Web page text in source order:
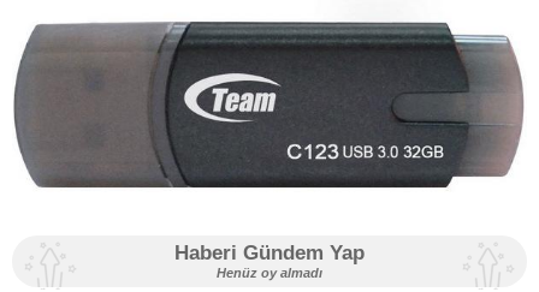
Haberi Gündem Yap
Henüz oy almadı